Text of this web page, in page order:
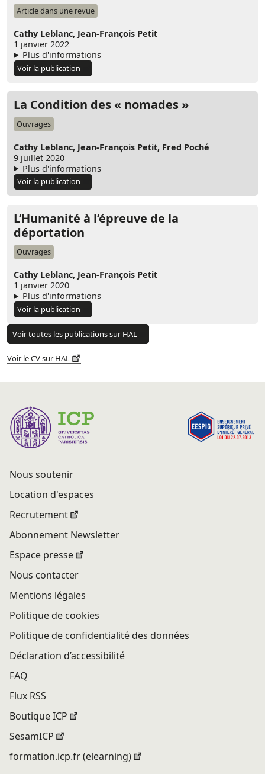
Article dans une revue
Cathy Leblanc, Jean-François Petit
1 janvier 2022
Plus d'informations
Voir la publication
La Condition des « nomades »
Ouvrages
Cathy Leblanc, Jean-François Petit, Fred Poché
9 juillet 2020
Plus d'informations
Voir la publication
L’Humanité à l’épreuve de la
déportation
Ouvrages
Cathy Leblanc, Jean-François Petit
1 janvier 2020
Plus d'informations
Voir la publication
Voir toutes les publications sur HAL
Voir le CV sur HAL
Nous soutenir
Location d'espaces
Recrutement
Abonnement Newsletter
Espace presse
Nous contacter
Mentions légales
Politique de cookies
Politique de confidentialité des données
Déclaration d’accessibilité
FAQ
Flux RSS
Boutique ICP
SesamICP
formation.icp.fr (elearning)